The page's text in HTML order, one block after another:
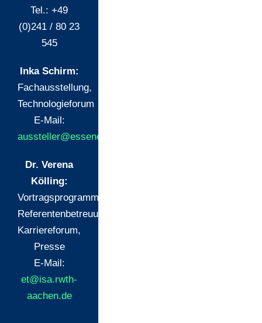
Tel.: +49
(0)241 / 80 23
545
Inka Schirm:
Fachausstellung,
Technologieforum
E-Mail:
aussteller@essenertagung.de
Dr. Verena
Kölling:
Vortragsprogramm,
Referentenbetreuung,
Karriereforum,
Presse
E-Mail:
et@isa.rwth-
aachen.de